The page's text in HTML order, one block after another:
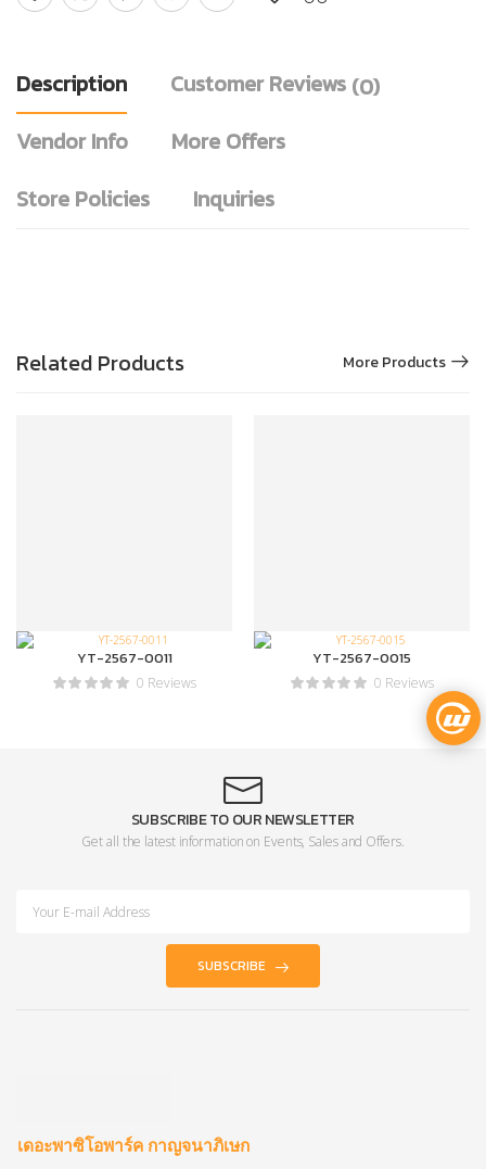
Description Customer Reviews (0)
Vendor Info
More Offers
Store Policies
Inquiries
Related Products More Products
YT-2567-0011
0 Reviews
YT-2567-0015
0 Reviews
SUBSCRIBE TO OUR NEWSLETTER
Get all the latest information on Events, Sales and Offers.
SUBSCRIBE
เดอะพาซิโอพาร์ค กาญจนาภิเษก